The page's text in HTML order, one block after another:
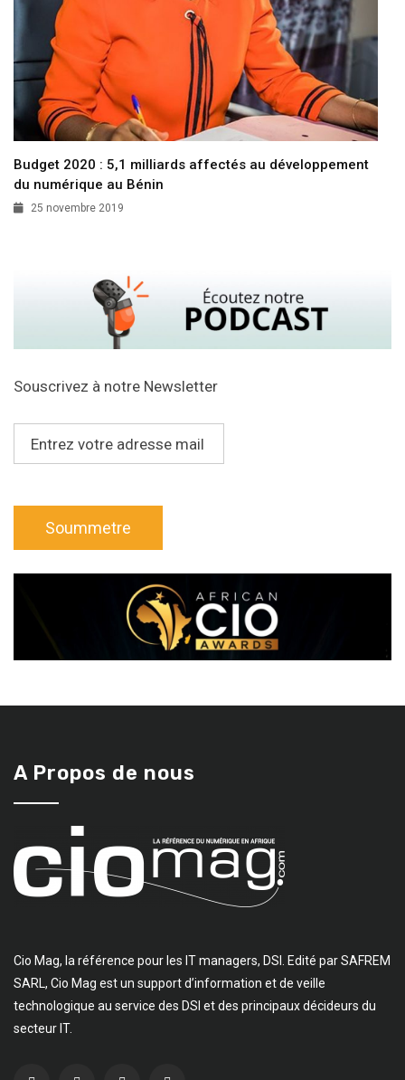
Budget 2020 : 5,1 milliards affectés au développement
du numérique au Bénin
25 novembre 2019
Souscrivez à notre Newsletter
A Propos de nous
Cio Mag, la référence pour les IT managers, DSI. Edité par SAFREM
SARL, Cio Mag est un support d’information et de veille
technologique au service des DSI et des principaux décideurs du
secteur IT.